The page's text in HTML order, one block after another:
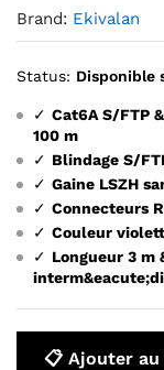
Brand: Ekivalan
Status: Disponible
✓ Cat6A S/FTP
100 m
✓ Blindage S/
✓ Gaine LSZH
✓ Connecteurs
✓ Couleur
✓ Longueur 3 m
📋 Ajouter au